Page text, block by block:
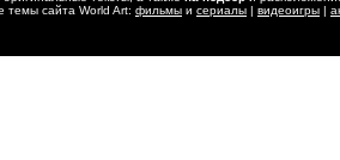
темы сайта World Art: фильмы и сериалы | видеоигры |